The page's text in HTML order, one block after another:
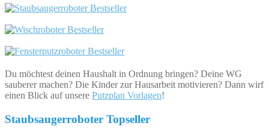
Du möchtest deinen Haushalt in Ordnung bringen? Deine WG
sauberer machen? Die Kinder zur Hausarbeit motivieren? Dann wirf
einen Blick auf unsere Putzplan Vorlagen!
Staubsaugerroboter Topseller